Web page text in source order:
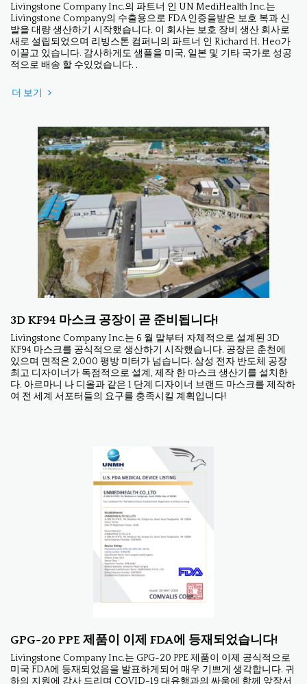
Livingstone Company Inc.의 파트너 인 UN MediHealth Inc.는
Livingstone Company의 수출용으로 FDA 인증을받은 보호 복과 신
발을 대량 생산하기 시작했습니다. 이 회사는 보호 장비 생산 회사로
새로 설립되었으며 리빙스톤 컴퍼니의 파트너 인 Richard H. Heo가
이끌고 있습니다. 감사하게도 샘플을 미국, 일본 및 기타 국가로 성공
적으로 배송 할 수있었습니다. .
더 보기
3D KF94 마스크 공장이 곧 준비됩니다!
Livingstone Company Inc.는 6 월 말부터 자체적으로 설계된 3D
KF94 마스크를 공식적으로 생산하기 시작했습니다. 공장은 춘천에
있으며 면적은 2,000 평방 미터가 넘습니다. 삼성 전자 반도체 공장
최고 디자이너가 독점적으로 설계, 제작 한 마스크 생산기를 설치한
다. 아르마니 나 디올과 같은 1 단계 디자이너 브랜드 마스크를 제작하
여 전 세계 서포터들의 요구를 충족시킬 계획입니다!
GPG-20 PPE 제품이 이제 FDA에 등재되었습니다!
Livingstone Company Inc.는 GPG-20 PPE 제품이 이제 공식적으로
미국 FDA에 등재되었음을 발표하게되어 매우 기쁘게 생각합니다. 귀
하의 지원에 감사 드리며 COVID-19 대유행과의 싸움에 함께 앞장서